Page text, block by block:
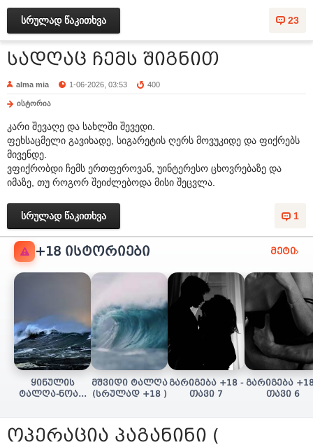
23
სრულად წაკითხვა
სადღაც ჩემს შიგნით
alma mia 1-06-2026, 03:53 400
ისტორია
კარი შევაღე და სახლში შევედი.
ფეხსაცმელი გავიხადე, სიგარეტის ღერს მოვუკიდე და ფიქრებს
მივენდე.
ვფიქრობდი ჩემს ერთფეროვან, უინტერესო ცხოვრებაზე და
იმაზე, თუ როგორ შეიძლებოდა მისი შეცვლა.
1
სრულად წაკითხვა
+18 ᲘᲡᲢᲝᲠᲘᲔᲑᲘ მეტი
ყინულის
ტალღა-ნოას/
(+18 სრულად)
მშვიდი ტალღა
(სრულად +18 )
გარიგება +18 -
თავი 7
გარიგება
თავი 6
ოპერაცია პაგანინი (